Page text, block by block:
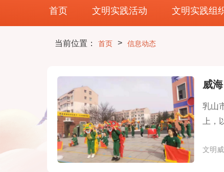
首页 文明实践活动 文明实践组
当前位置： 首页 > 信息动态
威
乳山
上
文明